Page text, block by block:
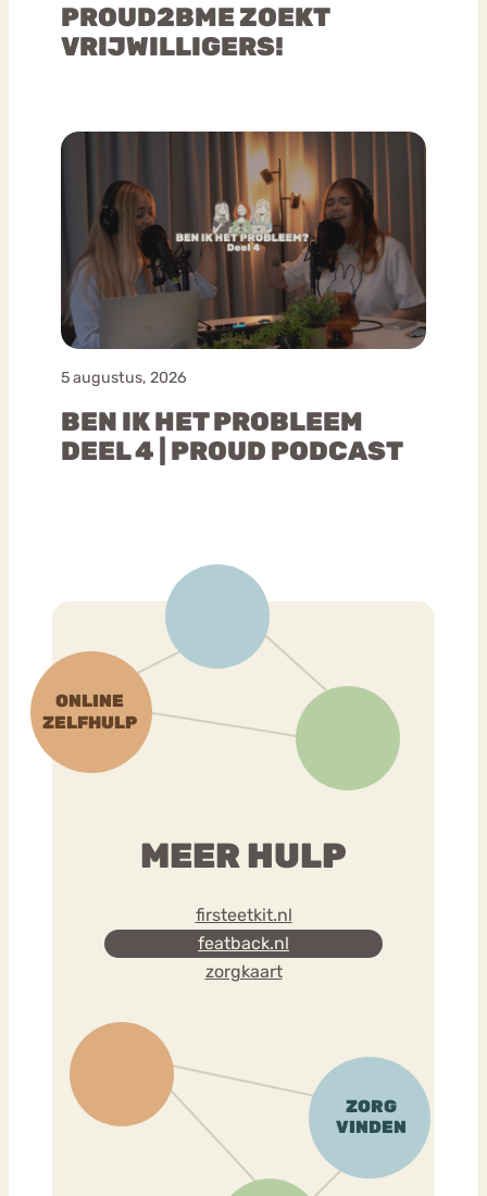
PROUD2BME ZOEKT
VRIJWILLIGERS!
5 augustus, 2026
BEN IK HET PROBLEEM
DEEL 4 | PROUD PODCAST
MEER HULP
firsteetkit.nl
featback.nl
zorgkaart